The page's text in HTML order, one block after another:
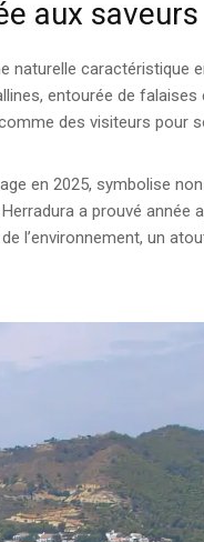
aux
naturelle caractéristique
entourée de falaises
des visiteurs pour
en 2025, symbolise
a prouvé année
l’environnement, un